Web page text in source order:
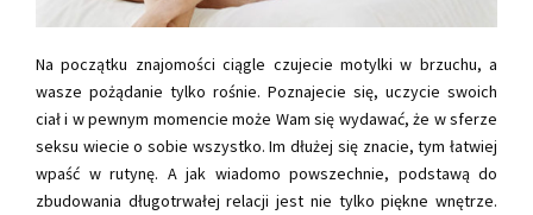
Na początku znajomości ciągle czujecie motylki w brzuchu, a
wasze pożądanie tylko rośnie. Poznajecie się, uczycie swoich
ciał i w pewnym momencie może Wam się wydawać, że w sferze
seksu wiecie o sobie wszystko. Im dłużej się znacie, tym łatwiej
wpaść w rutynę. A jak wiadomo powszechnie, podstawą do
zbudowania długotrwałej relacji jest nie tylko piękne wnętrze.